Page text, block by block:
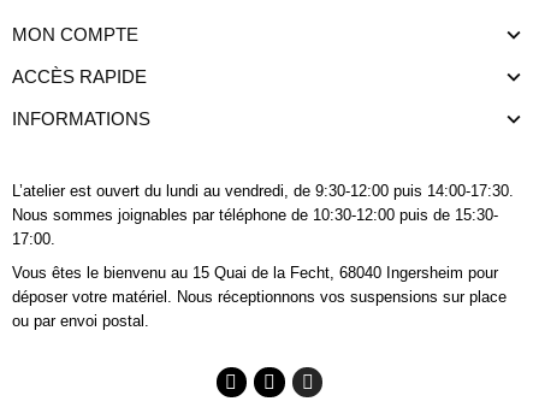
MON COMPTE
ACCÈS RAPIDE
INFORMATIONS
L’atelier est ouvert du lundi au vendredi, de 9:30-12:00 puis 14:00-17:30.
Nous sommes joignables par téléphone de 10:30-12:00 puis de 15:30-
17:00.
Vous êtes le bienvenu au 15 Quai de la Fecht, 68040 Ingersheim pour
déposer votre matériel. Nous réceptionnons vos suspensions sur place
ou par envoi postal.